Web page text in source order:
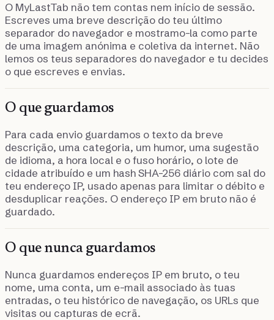
O MyLastTab não tem contas nem início de sessão.
Escreves uma breve descrição do teu último
separador do navegador e mostramo-la como parte
de uma imagem anónima e coletiva da internet. Não
lemos os teus separadores do navegador e tu decides
o que escreves e envias.
O que guardamos
Para cada envio guardamos o texto da breve
descrição, uma categoria, um humor, uma sugestão
de idioma, a hora local e o fuso horário, o lote de
cidade atribuído e um hash SHA-256 diário com sal do
teu endereço IP, usado apenas para limitar o débito e
desduplicar reações. O endereço IP em bruto não é
guardado.
O que nunca guardamos
Nunca guardamos endereços IP em bruto, o teu
nome, uma conta, um e-mail associado às tuas
entradas, o teu histórico de navegação, os URLs que
visitas ou capturas de ecrã.